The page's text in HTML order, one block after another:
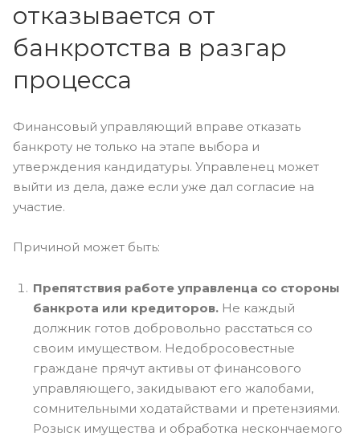
отказывается от
банкротства в разгар
процесса
Финансовый управляющий вправе отказать
банкроту не только на этапе выбора и
утверждения кандидатуры. Управленец может
выйти из дела, даже если уже дал согласие на
участие.
Причиной может быть:
Препятствия работе управленца со стороны
банкрота или кредиторов. Не каждый
должник готов добровольно расстаться со
своим имуществом. Недобросовестные
граждане прячут активы от финансового
управляющего, закидывают его жалобами,
сомнительными ходатайствами и претензиями.
Розыск имущества и обработка нескончаемого